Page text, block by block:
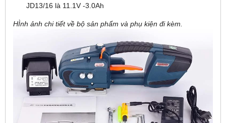
JD13/16 là 11.1V -3.0Ah
HÌnh ảnh chi tiết về bộ sản phẩm và phụ kiện đi kèm.